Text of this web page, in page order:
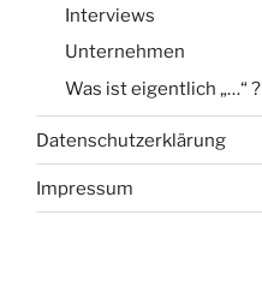
Interviews
Unternehmen
Was ist eigentlich „…“ ?
Datenschutzerklärung
Impressum